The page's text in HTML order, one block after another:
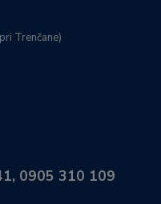
Trenčane)
0905 310 109